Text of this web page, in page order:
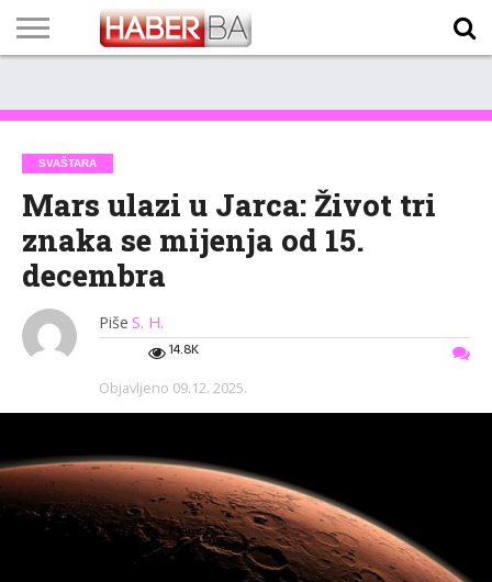
TECH
PROGRAM
PROGNOZA
PUTEVIMA
LISTA
NAMA
SVAŠTARA
Mars ulazi u Jarca: Život tri
znaka se mijenja od 15.
decembra
Piše S. H.
14.8K
Objavljeno 09.12. 2025.